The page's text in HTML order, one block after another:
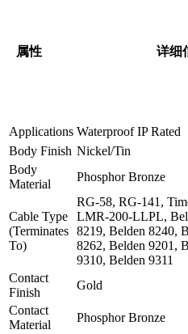
属性 详细
Applications Waterproof IP Rated
Body Finish Nickel/Tin
Body
Material
Phosphor Bronze
Cable Type
(Terminates
To)
RG-58, RG-141,
LMR-200-LLPL,
8219, Belden 8240,
8262, Belden 9201,
9310, Belden 9311
Contact
Finish
Gold
Contact
Material
Phosphor Bronze